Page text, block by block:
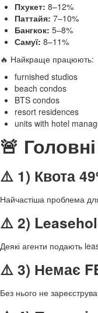
Пхукет: 8–12%
Паттайя: 7–10%
Бангкок: 5–8%
Самуї: 8–11%
🔥 Найкраще працюють:
furnished studios
beach condos
BTS condos
resort residences
units with hotel
🚨
⚠️ 1) Квота
Найчастіша проблема
⚠️ 2)
Деякі агенти подають
⚠️ 3) Немає
Без нього не